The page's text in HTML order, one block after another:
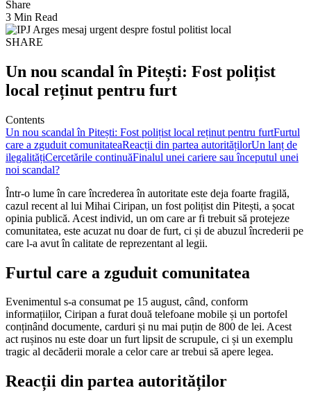
Share
3 Min Read
SHARE
Un nou scandal în Pitești: Fost polițist
local reținut pentru furt
Contents
Un nou scandal în Pitești: Fost polițist local reținut pentru furtFurtul
care a zguduit comunitateaReacții din partea autoritățilorUn lanț de
ilegalitățiCercetările continuăFinalul unei cariere sau începutul unei
noi scandal?
Într-o lume în care încrederea în autoritate este deja foarte fragilă,
cazul recent al lui Mihai Ciripan, un fost polițist din Pitești, a șocat
opinia publică. Acest individ, un om care ar fi trebuit să protejeze
comunitatea, este acuzat nu doar de furt, ci și de abuzul încrederii pe
care l-a avut în calitate de reprezentant al legii.
Furtul care a zguduit comunitatea
Evenimentul s-a consumat pe 15 august, când, conform
informațiilor, Ciripan a furat două telefoane mobile și un portofel
conținând documente, carduri și nu mai puțin de 800 de lei. Acest
act rușinos nu este doar un furt lipsit de scrupule, ci și un exemplu
tragic al decăderii morale a celor care ar trebui să apere legea.
Reacții din partea autorităților